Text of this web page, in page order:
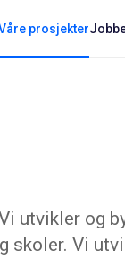
prosjekter
utvikler og
skoler. Vi